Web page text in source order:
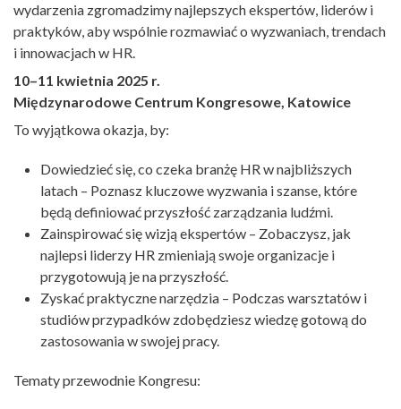
wydarzenia zgromadzimy najlepszych ekspertów, liderów i
praktyków, aby wspólnie rozmawiać o wyzwaniach, trendach
i innowacjach w HR.
10–11 kwietnia 2025 r.
Międzynarodowe Centrum Kongresowe, Katowice
To wyjątkowa okazja, by:
Dowiedzieć się, co czeka branżę HR w najbliższych
latach – Poznasz kluczowe wyzwania i szanse, które
będą definiować przyszłość zarządzania ludźmi.
Zainspirować się wizją ekspertów – Zobaczysz, jak
najlepsi liderzy HR zmieniają swoje organizacje i
przygotowują je na przyszłość.
Zyskać praktyczne narzędzia – Podczas warsztatów i
studiów przypadków zdobędziesz wiedzę gotową do
zastosowania w swojej pracy.
Tematy przewodnie Kongresu: